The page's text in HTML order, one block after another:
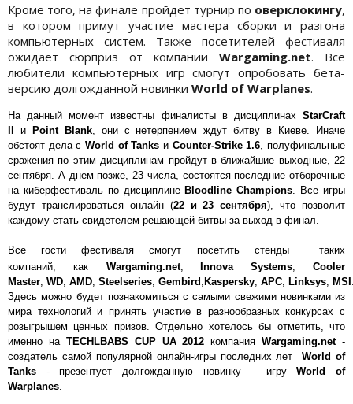
Кроме того, на финале пройдет турнир по оверклокингу,
в котором примут участие мастера сборки и разгона
компьютерных систем. Также посетителей фестиваля
ожидает сюрприз от компании Wargaming.net. Все
любители компьютерных игр смогут опробовать бета-
версию долгожданной новинки World of Warplanes.
На данный момент известны финалисты в дисциплинах StarCraft
II и Point Blank, они с нетерпением ждут битву в Киеве. Иначе
обстоят дела с World of Tanks и Counter-Strike 1.6 , полуфинальные
сражения по этим дисциплинам пройдут в ближайшие выходные, 22
сентября. А днем позже, 23 числа, состоятся последние отборочные
на киберфестиваль по дисциплинеBloodline Champions . Все игры
будут транслироваться онлайн (22 и 23 сентября), что позволит
каждому стать свидетелем решающей битвы за выход в финал.
Все гости фестиваля смогут посетить стенды таких
компаний,
как Wargaming.net,Innova Systems ,Cooler
Master WD AMD Steelseries Gembird Kaspersky APC Linksys MSI
Здесь можно будет познакомиться с самыми свежими новинками из
мира технологий и принять участие в разнообразных конкурсах с
розыгрышем ценных призов. Отдельно хотелось бы отметить, что
именно на TECHLBABS CUP UA 2012 компанияWargaming.net-
создатель самой популярной онлайн-игры последних летWorld of
Tanks - презентует долгожданную новинку – игруWorld of
Warplanes